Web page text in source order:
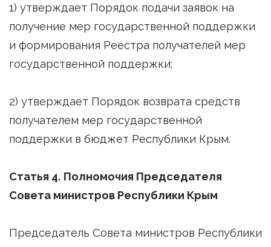
1) утверждает Порядок подачи заявок на
получение мер государственной поддержки
и формирования Реестра получателей мер
государственной поддержки;
2) утверждает Порядок возврата средств
получателем мер государственной
поддержки в бюджет Республики Крым.
Статья 4. Полномочия Председателя
Совета министров Республики Крым
Председатель Совета министров Республики